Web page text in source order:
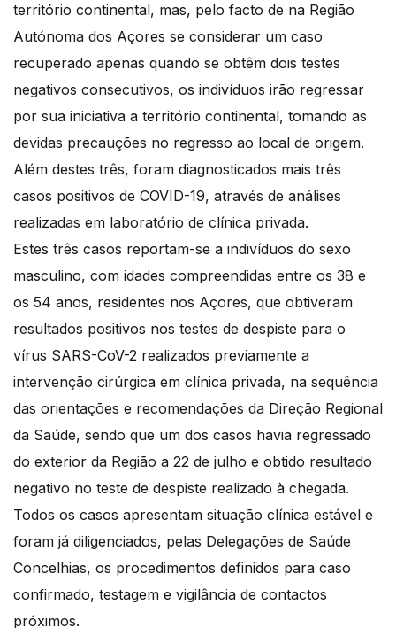
território continental, mas, pelo facto de na Região
Autónoma dos Açores se considerar um caso
recuperado apenas quando se obtêm dois testes
negativos consecutivos, os indivíduos irão regressar
por sua iniciativa a território continental, tomando as
devidas precauções no regresso ao local de origem.
Além destes três, foram diagnosticados mais três
casos positivos de COVID-19, através de análises
realizadas em laboratório de clínica privada.
Estes três casos reportam-se a indivíduos do sexo
masculino, com idades compreendidas entre os 38 e
os 54 anos, residentes nos Açores, que obtiveram
resultados positivos nos testes de despiste para o
vírus SARS-CoV-2 realizados previamente a
intervenção cirúrgica em clínica privada, na sequência
das orientações e recomendações da Direção Regional
da Saúde, sendo que um dos casos havia regressado
do exterior da Região a 22 de julho e obtido resultado
negativo no teste de despiste realizado à chegada.
Todos os casos apresentam situação clínica estável e
foram já diligenciados, pelas Delegações de Saúde
Concelhias, os procedimentos definidos para caso
confirmado, testagem e vigilância de contactos
próximos.